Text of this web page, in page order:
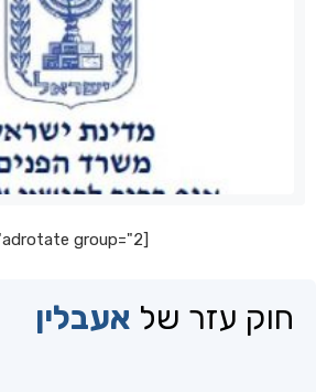
[adrotate group="2"]
חוק עזר של אעבלין